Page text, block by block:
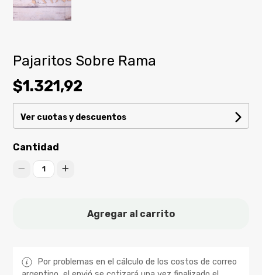
Pajaritos Sobre Rama
$1.321,92
Ver cuotas y descuentos
Cantidad
1
Agregar al carrito
Por problemas en el cálculo de los costos de correo